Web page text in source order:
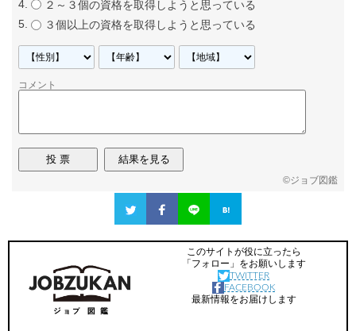
２～３個の資格を取得しようと思っている
３個以上の資格を取得しようと思っている
コメント
©ジョブ図鑑
このサイトが役に立ったら
「フォロー」をお願いします
TWITTER
FACEBOOK
最新情報をお届けします